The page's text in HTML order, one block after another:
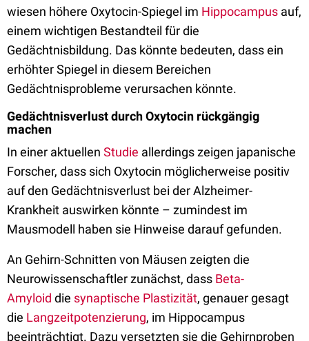
wiesen höhere Oxytocin-Spiegel im Hippocampus auf,
einem wichtigen Bestandteil für die
Gedächtnisbildung. Das könnte bedeuten, dass ein
erhöhter Spiegel in diesem Bereichen
Gedächtnisprobleme verursachen könnte.
Gedächtnisverlust durch Oxytocin rückgängig
machen
In einer aktuellen Studie allerdings zeigen japanische
Forscher, dass sich Oxytocin möglicherweise positiv
auf den Gedächtnisverlust bei der Alzheimer-
Krankheit auswirken könnte – zumindest im
Mausmodell haben sie Hinweise darauf gefunden.
An Gehirn-Schnitten von Mäusen zeigten die
Neurowissenschaftler zunächst, dass Beta-
Amyloid die synaptische Plastizität, genauer gesagt
die Langzeitpotenzierung, im Hippocampus
beeinträchtigt. Dazu versetzten sie die Gehirnproben